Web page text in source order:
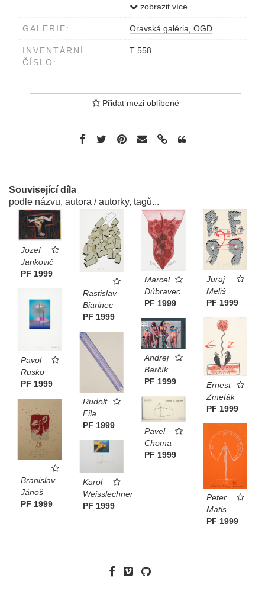
ceruzou
zobrazit více
GALERIE: Oravská galéria, OGD
INVENTÁRNÍ
ČÍSLO:
T 558
Přidat mezi oblíbené
Související díla
podle názvu, autora / autorky, tagů...
Jozef
Jankovič
PF 1999
Rastislav
Biarinec
PF 1999
Marcel
Dúbravec
PF 1999
Juraj
Meliš
PF 1999
Pavol
Rusko
PF 1999
Ernest
Zmeták
PF 1999
Andrej
Barčík
PF 1999
Rudolf
Fila
PF 1999
Pavel
Choma
PF 1999
Branislav
Jánoš
PF 1999
Peter
Matis
PF 1999
Karol
Weisslechner
PF 1999